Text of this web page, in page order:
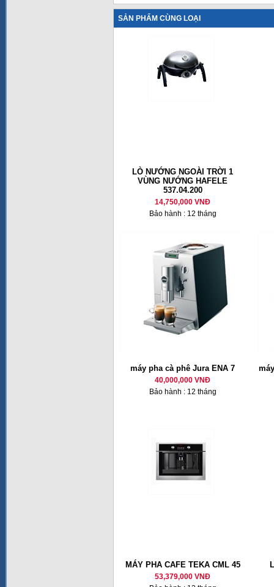
SẢN PHẨM CÙNG LOẠI
LÒ NƯỚNG NGOÀI TRỜI 1
VÙNG NƯỚNG HAFELE
537.04.200
14,750,000 VNĐ
Bảo hành : 12 tháng
máy pha cà phê Jura ENA 7
40,000,000 VNĐ
Bảo hành : 12 tháng
MÁY PHA CAFE TEKA CML 45
53,379,000 VNĐ